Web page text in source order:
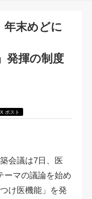
年末めどに
発揮の制度
X ポスト
会議は7日、医
ーマの議論を始め
け医機能」を発